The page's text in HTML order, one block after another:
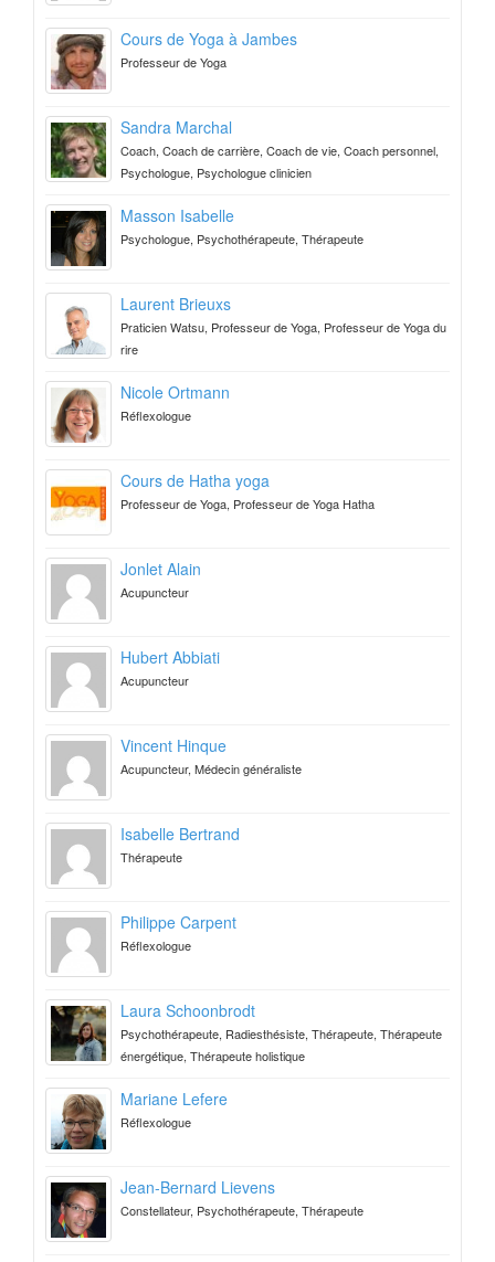
Cours de Yoga à Jambes
Professeur de Yoga
Sandra Marchal
Coach, Coach de carrière, Coach de vie, Coach personnel,
Psychologue, Psychologue clinicien
Masson Isabelle
Psychologue, Psychothérapeute, Thérapeute
Laurent Brieuxs
Praticien Watsu, Professeur de Yoga, Professeur de Yoga du
rire
Nicole Ortmann
Réflexologue
Cours de Hatha yoga
Professeur de Yoga, Professeur de Yoga Hatha
Jonlet Alain
Acupuncteur
Hubert Abbiati
Acupuncteur
Vincent Hinque
Acupuncteur, Médecin généraliste
Isabelle Bertrand
Thérapeute
Philippe Carpent
Réflexologue
Laura Schoonbrodt
Psychothérapeute, Radiesthésiste, Thérapeute, Thérapeute
énergétique, Thérapeute holistique
Mariane Lefere
Réflexologue
Jean-Bernard Lievens
Constellateur, Psychothérapeute, Thérapeute